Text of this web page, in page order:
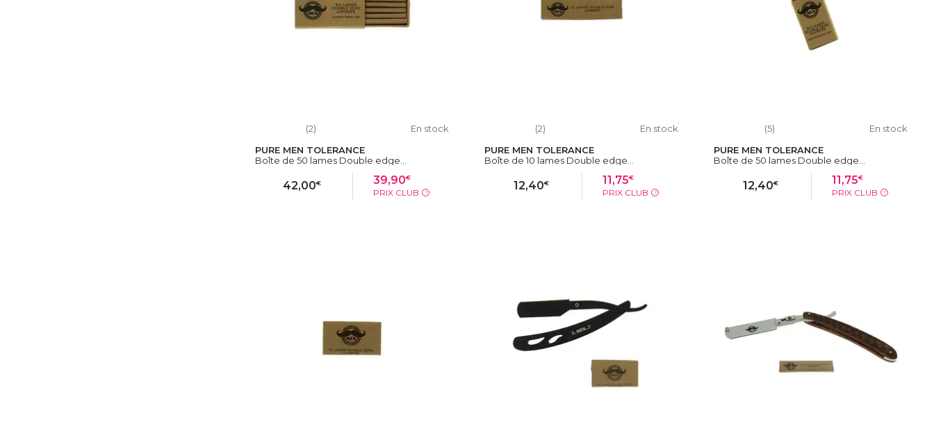
(2)
En stock
PURE MEN TOLERANCE
Boîte de 50 lames Double edge...
42,00€ 39,90€
PRIX CLUB ?
(2)
En stock
PURE MEN TOLERANCE
Boîte de 10 lames Double edge...
12,40€ 11,75€
PRIX CLUB ?
(5)
En stock
PURE MEN TOLERANCE
Boîte de 50 lames Double edge...
12,40€ 11,75€
PRIX CLUB ?